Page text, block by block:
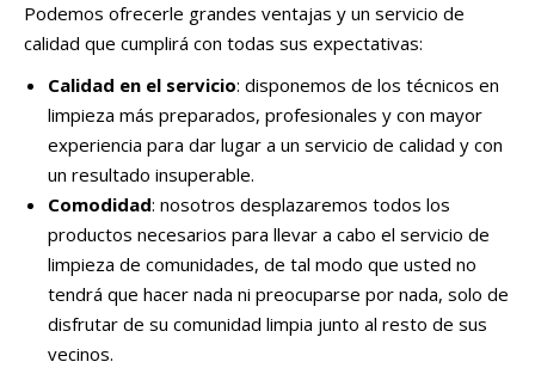
Podemos ofrecerle grandes ventajas y un servicio de
calidad que cumplirá con todas sus expectativas:
Calidad en el servicio: disponemos de los técnicos en
limpieza más preparados, profesionales y con mayor
experiencia para dar lugar a un servicio de calidad y con
un resultado insuperable.
Comodidad: nosotros desplazaremos todos los
productos necesarios para llevar a cabo el servicio de
limpieza de comunidades, de tal modo que usted no
tendrá que hacer nada ni preocuparse por nada, solo de
disfrutar de su comunidad limpia junto al resto de sus
vecinos.